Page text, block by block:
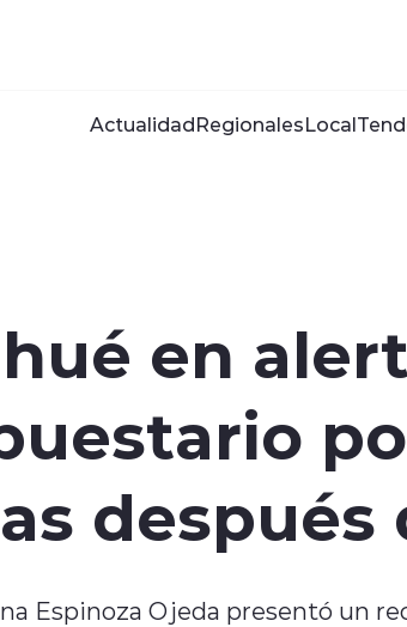
ActualidadRegionalesLocal
en
después
Espinoza Ojeda presentó un